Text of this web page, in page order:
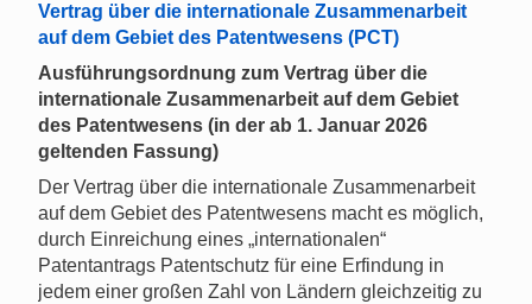
Vertrag über die internationale Zusammenarbeit
auf dem Gebiet des Patentwesens (PCT)
Ausführungsordnung zum Vertrag über die
internationale Zusammenarbeit auf dem Gebiet
des Patentwesens (in der ab 1. Januar 2026
geltenden Fassung)
Der Vertrag über die internationale Zusammenarbeit
auf dem Gebiet des Patentwesens macht es möglich,
durch Einreichung eines „internationalen“
Patentantrags Patentschutz für eine Erfindung in
jedem einer großen Zahl von Ländern gleichzeitig zu